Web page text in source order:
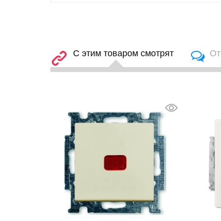
С этим товаром смотрят